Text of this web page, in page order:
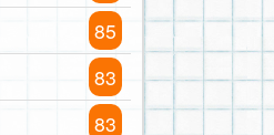
85
83
83